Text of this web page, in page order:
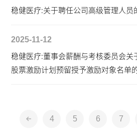
稳健医疗:关于聘任公司高级管理人员
2025-11-12
稳健医疗:董事会薪酬与考核委员会关
股票激励计划预留授予激励对象名单
4 5 6 7